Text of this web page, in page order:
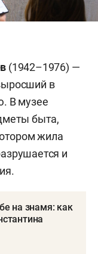
(1942–1976) —
в
В музее
быта,
жила
и
на знамя: как